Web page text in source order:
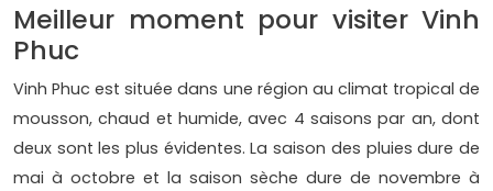
Meilleur moment pour visiter Vinh
Phuc
Vinh Phuc est située dans une région au climat tropical de
mousson, chaud et humide, avec 4 saisons par an, dont
deux sont les plus évidentes. La saison des pluies dure de
mai à octobre et la saison sèche dure de novembre à